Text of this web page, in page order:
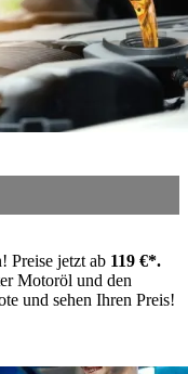
Preise jetzt ab 119 €*.
Motoröl und den
und sehen Ihren Preis!